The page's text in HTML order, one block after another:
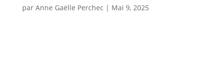
par Anne Gaëlle Perchec | Mai 9, 2025